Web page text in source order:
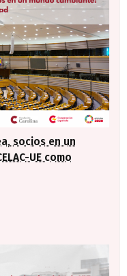
socios en un
UE como